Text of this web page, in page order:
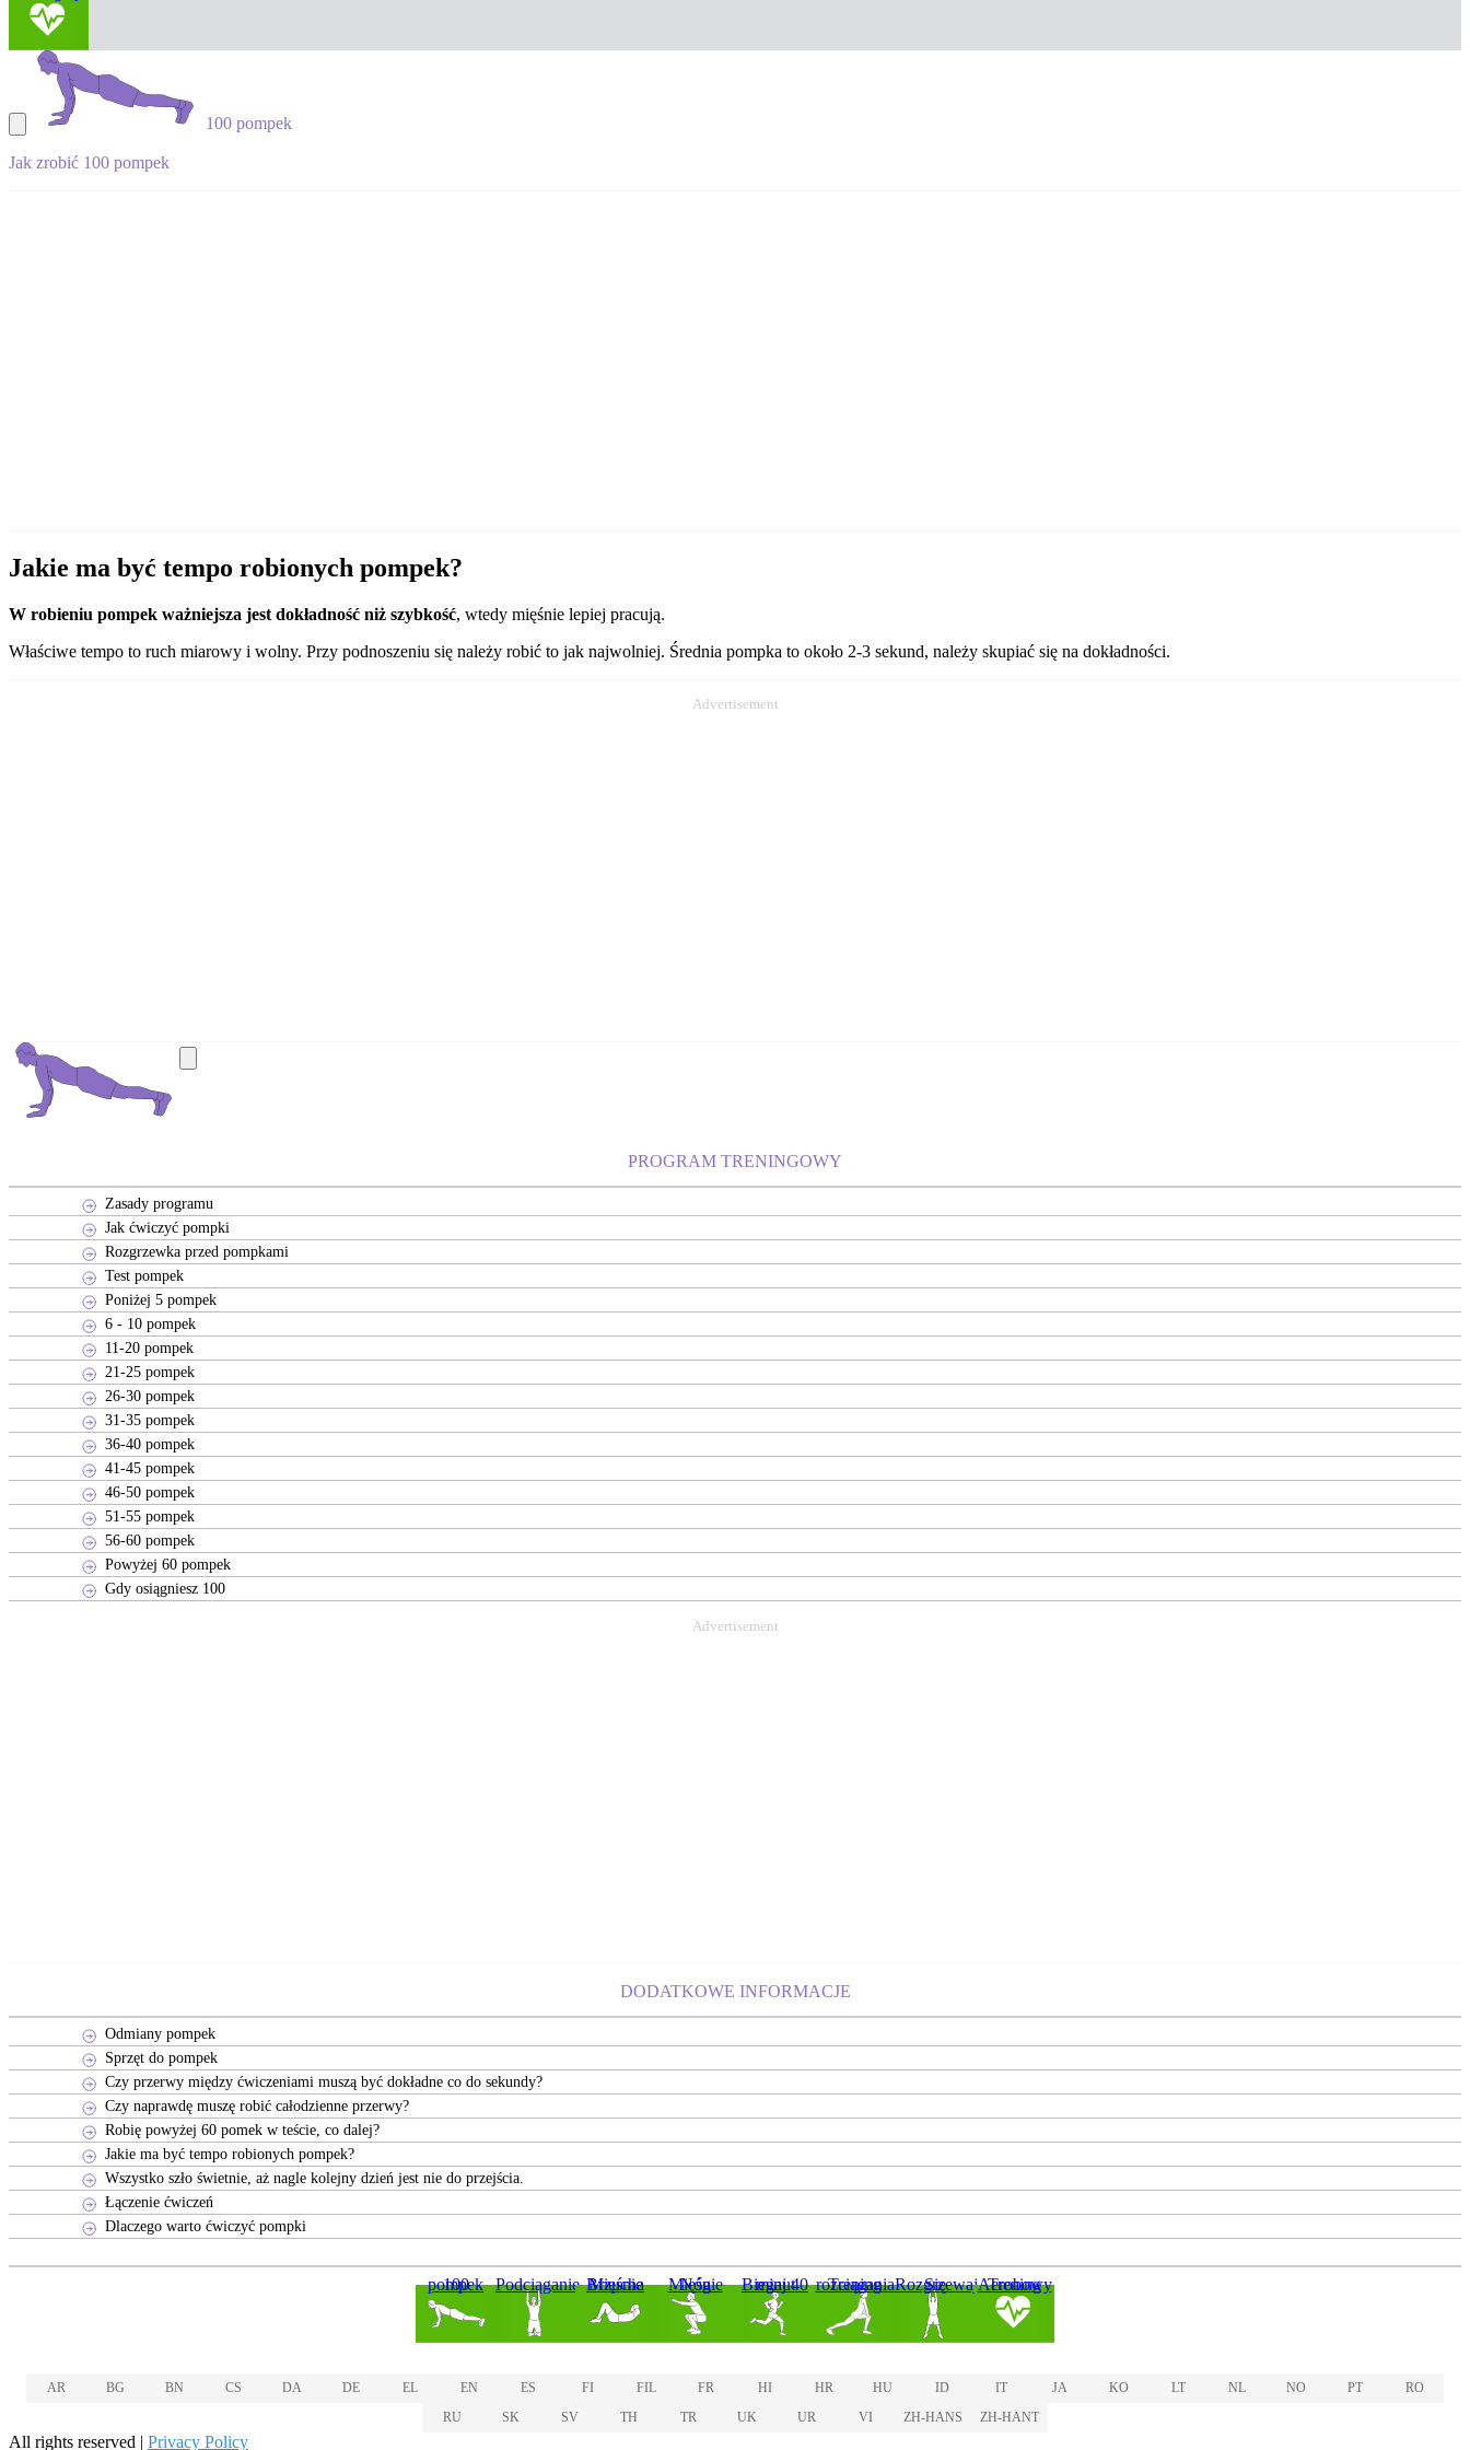
100 pompek
Jak zrobić 100 pompek
Jakie ma być tempo robionych pompek?
W robieniu pompek ważniejsza jest dokładność niż szybkość, wtedy mięśnie lepiej pracują.
Właściwe tempo to ruch miarowy i wolny. Przy podnoszeniu się należy robić to jak najwolniej. Średnia pompka to około 2-3 sekund, należy skupiać się na dokładności.
Advertisement
PROGRAM TRENINGOWY
Zasady programu
Jak ćwiczyć pompki
Rozgrzewka przed pompkami
Test pompek
Poniżej 5 pompek
6 - 10 pompek
11-20 pompek
21-25 pompek
26-30 pompek
31-35 pompek
36-40 pompek
41-45 pompek
46-50 pompek
51-55 pompek
56-60 pompek
Powyżej 60 pompek
Gdy osiągniesz 100
Advertisement
DODATKOWE INFORMACJE
Odmiany pompek
Sprzęt do pompek
Czy przerwy między ćwiczeniami muszą być dokładne co do sekundy?
Czy naprawdę muszę robić całodzienne przerwy?
Robię powyżej 60 pomek w teście, co dalej?
Jakie ma być tempo robionych pompek?
Wszystko szło świetnie, aż nagle kolejny dzień jest nie do przejścia.
Łączenie ćwiczeń
Dlaczego warto ćwiczyć pompki
100 pompek Podciąganie Mięśnie Brzucha Mięśnie Nóg Biegaj 40 minut Trening rozciągania Rozgrzewaj Się Trening Aerobowy
AR BG BN CS DA DE EL EN ES FI FIL FR HI HR HU ID IT JA KO LT NL NO PT
RO
RU
SK SV TH TR UK UR VI ZH-HANS ZH-HANT
All rights reserved | Privacy Policy